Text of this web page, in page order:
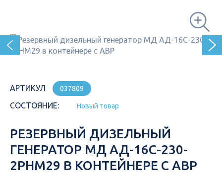
АРТИКУЛ 037809
СОСТОЯНИЕ: Новый товар
РЕЗЕРВНЫЙ ДИЗЕЛЬНЫЙ
ГЕНЕРАТОР МД АД-16С-230-
2РНМ29 В КОНТЕЙНЕРЕ С АВР